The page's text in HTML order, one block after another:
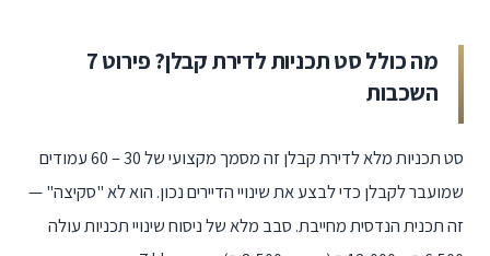
מה כולל סט תכניות לדירת קבלן? פירוט 7
השכבות
סט תכניות מלא לדירת קבלן זה מסמך מקצועי של60 – 30עמודים
שמועבר לקבלן כדי לבצע את שינויי הדיירים נכון. הוא לא "סקיצה" —
זה תכנית הנדסית מחייבת. סבב מלא של ניסוח שינויי תכניות עולה